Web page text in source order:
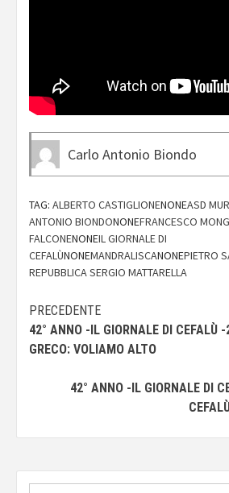
Carlo Antonio Biondo
TAG: ALBERTO CASTIGLIONENONEASD
ANTONIO BIONDONONEFRANCESCO
FALCONENONEIL GIORNALE DI
CEFALÙNONEMANDRALISCANONEPIETRO
REPUBBLICA SERGIO MATTARELLA
Navigazione
articolo
PRECEDENTE
42° ANNO -IL GIORNALE DI CEFALÙ
GRECO: VOLIAMO ALTO
42° ANNO -IL GIORNALE DI